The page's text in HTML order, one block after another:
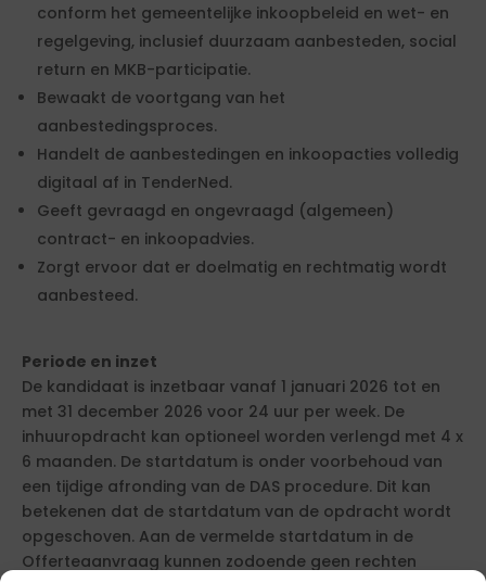
conform het gemeentelijke inkoopbeleid en wet- en
regelgeving, inclusief duurzaam aanbesteden, social
return en MKB-participatie.
Bewaakt de voortgang van het
aanbestedingsproces.
Handelt de aanbestedingen en inkoopacties volledig
digitaal af in TenderNed.
Geeft gevraagd en ongevraagd (algemeen)
contract- en inkoopadvies.
Zorgt ervoor dat er doelmatig en rechtmatig wordt
aanbesteed.
Periode en inzet
De kandidaat is inzetbaar vanaf 1 januari 2026 tot en
met 31 december 2026 voor 24 uur per week. De
inhuuropdracht kan optioneel worden verlengd met 4 x
6 maanden. De startdatum is onder voorbehoud van
een tijdige afronding van de DAS procedure. Dit kan
betekenen dat de startdatum van de opdracht wordt
opgeschoven. Aan de vermelde startdatum in de
Offerteaanvraag kunnen zodoende geen rechten